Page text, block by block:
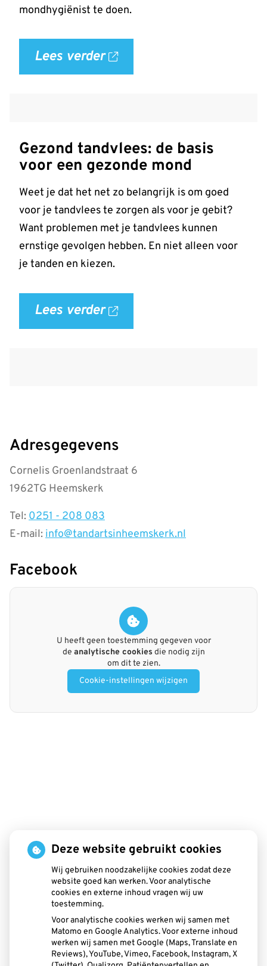
mondhygiënist te doen.
Lees verder
over
veilig
doen!'
op
allesoverhetgebit.nl
Gezond tandvlees: de basis
voor een gezonde mond
Weet je dat het net zo belangrijk is om goed
voor je tandvlees te zorgen als voor je gebit?
Want problemen met je tandvlees kunnen
ernstige gevolgen hebben. En niet alleen voor
je tanden en kiezen.
Lees verder
over
gezonde
mond'
op
allesoverhetgebit.nl
Adresgegevens
Cornelis Groenlandstraat 6
1962TG Heemskerk
Tel:0251 - 208 083
E-mail:info@tandartsinheemskerk.nl
Facebook
U heeft geen toestemming gegeven voor
de analytische cookies die nodig zijn
om dit te zien.
Cookie-instellingen wijzigen
Beldent
is 1 keer
gewaardeerd en heeft
Deze website gebruikt cookies
Wij gebruiken noodzakelijke cookies zodat deze
website goed kan werken. Voor analytische
cookies en externe inhoud vragen wij uw
toestemming.
Voor analytische cookies werken wij samen met
Matomo en Google Analytics. Voor externe inhoud
werken wij samen met Google (Maps, Translate en
Reviews), YouTube, Vimeo, Facebook, Instagram, X